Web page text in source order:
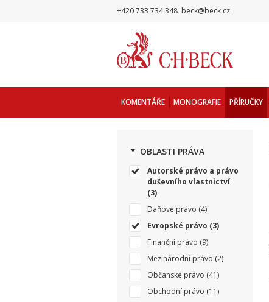
+420 733 734 348 beck@beck.cz
KOMENTÁŘE MONOGRAFIE PŘÍRUČKY
OBLASTI PRÁVA
Autorské právo a právo
duševního vlastnictví
(3)
Daňové právo (4)
Evropské právo (3)
Finanční právo (9)
Mezinárodní právo (2)
Občanské právo (41)
Obchodní právo (11)